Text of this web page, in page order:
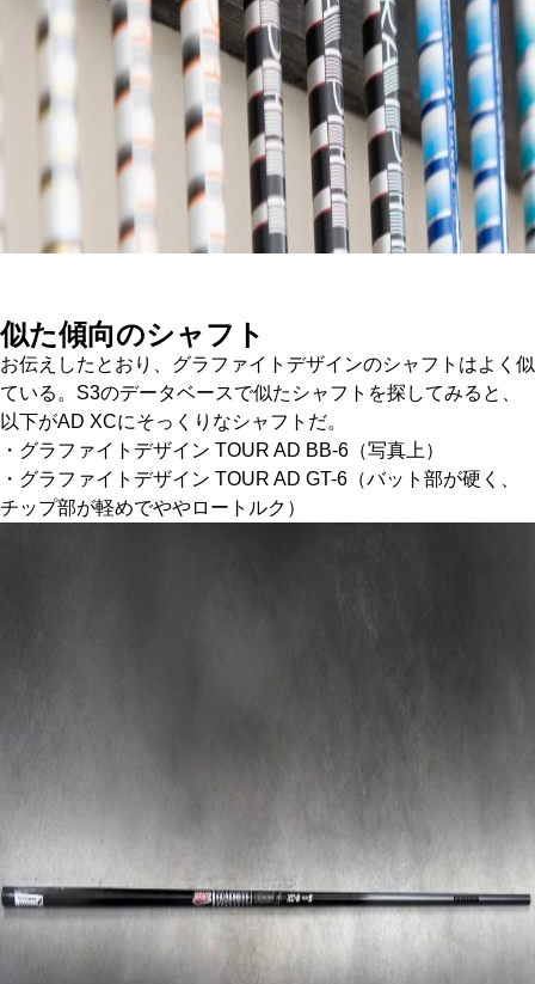
似た傾向のシャフト
お伝えしたとおり、グラファイトデザインのシャフトはよく似
ている。S3のデータベースで似たシャフトを探してみると、
以下がAD XCにそっくりなシャフトだ。
・グラファイトデザイン TOUR AD BB-6（写真上）
・グラファイトデザイン TOUR AD GT-6（バット部が硬く、
チップ部が軽めでややロートルク）